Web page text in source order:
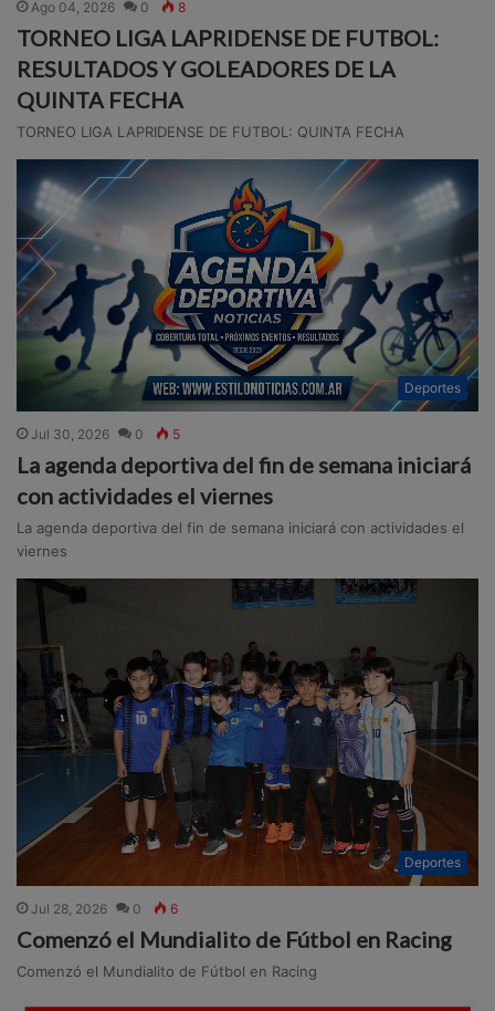
Ago 04, 2026 0 8
TORNEO LIGA LAPRIDENSE DE FUTBOL:
RESULTADOS Y GOLEADORES DE LA
QUINTA FECHA
TORNEO LIGA LAPRIDENSE DE FUTBOL: QUINTA FECHA
Deportes
Jul 30, 2026 0 5
La agenda deportiva del fin de semana iniciará
con actividades el viernes
La agenda deportiva del fin de semana iniciará con actividades el
viernes
Deportes
Jul 28, 2026 0 6
Comenzó el Mundialito de Fútbol en Racing
Comenzó el Mundialito de Fútbol en Racing